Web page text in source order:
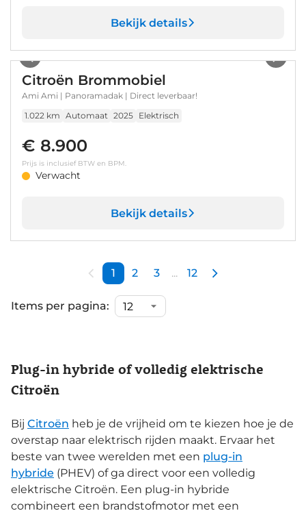
Bekijk details
Citroën Brommobiel
Ami Ami | Panoramadak | Direct leverbaar!
1.022 km Automaat 2025 Elektrisch
€ 8.900
Prijs is inclusief BTW en BPM.
Verwacht
Bekijk details
1 2 3 ... 12
Items per pagina:
Plug-in hybride of volledig elektrische
Citroën
Bij Citroën heb je de vrijheid om te kiezen hoe je de
overstap naar elektrisch rijden maakt. Ervaar het
beste van twee werelden met een plug-in
hybride (PHEV) of ga direct voor een volledig
elektrische Citroën. Een plug-in hybride
combineert een brandstofmotor met een